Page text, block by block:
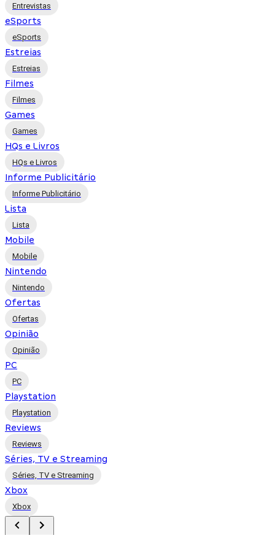
Entrevistas
eSports
eSports
Estreias
Estreias
Filmes
Filmes
Games
Games
HQs e Livros
HQs e Livros
Informe Publicitário
Informe Publicitário
Lista
Lista
Mobile
Mobile
Nintendo
Nintendo
Ofertas
Ofertas
Opinião
Opinião
PC
PC
Playstation
Playstation
Reviews
Reviews
Séries, TV e Streaming
Séries, TV e Streaming
Xbox
Xbox